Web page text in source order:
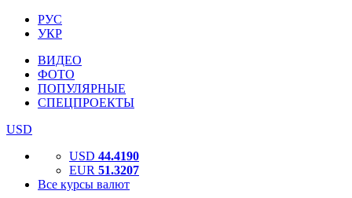
РУС
УКР
ВИДЕО
ФОТО
ПОПУЛЯРНЫЕ
СПЕЦПРОЕКТЫ
USD
USD 44.4190
EUR 51.3207
Все курсы валют